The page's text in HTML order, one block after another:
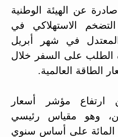
عن الهيئة الوطنية
الاستهلاكي في
في شهر أبريل
الطلب على السفر خلال
الطاقة العالمية.
ارتفاع مؤشر أسعار
وهو مقياس رئيسي
بنسبة 1.2 في المائة على أساس سنوي